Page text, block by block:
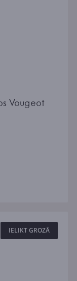
Vougeot
IELIKT GROZĀ